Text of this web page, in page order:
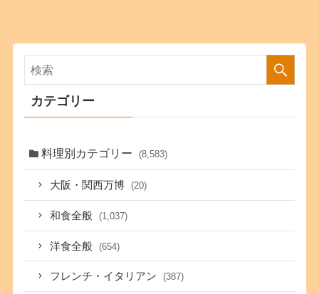
カテゴリー
料理別カテゴリー (8,583)
大阪・関西万博 (20)
和食全般 (1,037)
洋食全般 (654)
フレンチ・イタリアン (387)